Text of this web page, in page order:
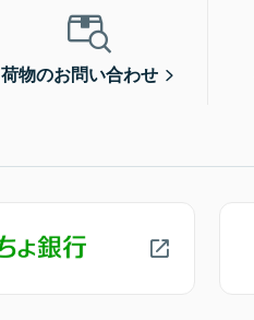
荷物のお問い合わせ